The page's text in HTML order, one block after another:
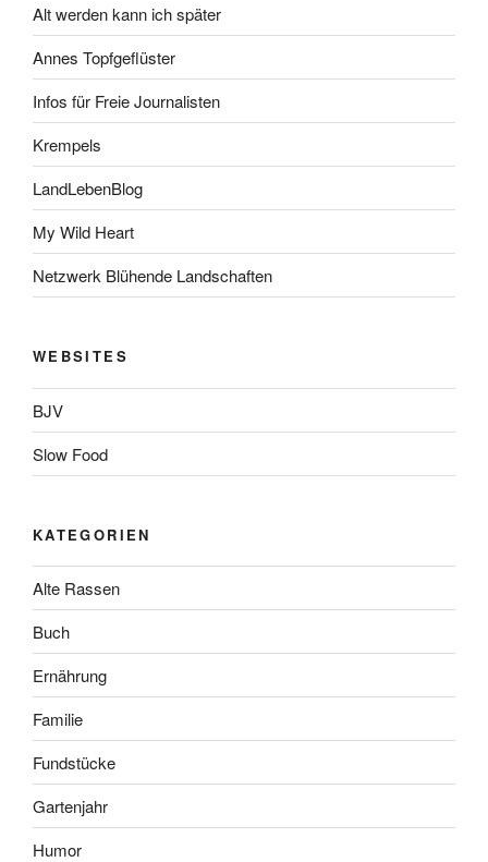
Alt werden kann ich später
Annes Topfgeflüster
Infos für Freie Journalisten
Krempels
LandLebenBlog
My Wild Heart
Netzwerk Blühende Landschaften
WEBSITES
BJV
Slow Food
KATEGORIEN
Alte Rassen
Buch
Ernährung
Familie
Fundstücke
Gartenjahr
Humor